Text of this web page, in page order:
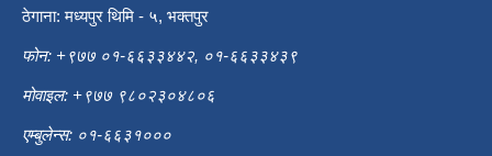
ठेगाना: मध्यपुर थिमि - ५, भक्तपुर
फोन: +९७७ ०१-६६३३४४२, ०१-६६३३४३९
मोवाइल: +९७७ ९८०२३०४८०६
एम्बुलेन्स: ०१-६६३१०००